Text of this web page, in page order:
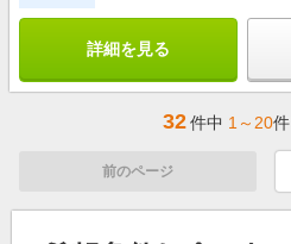
詳細を見る
32件中 1～20
前のページ